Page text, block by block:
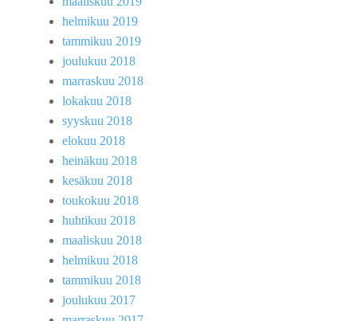
helmikuu 2019
tammikuu 2019
joulukuu 2018
marraskuu 2018
lokakuu 2018
syyskuu 2018
elokuu 2018
heinäkuu 2018
kesäkuu 2018
toukokuu 2018
huhtikuu 2018
maaliskuu 2018
helmikuu 2018
tammikuu 2018
joulukuu 2017